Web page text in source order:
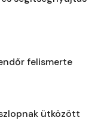
felismerte
ütközött